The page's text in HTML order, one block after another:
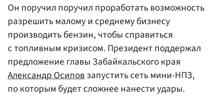
Он поручил поручил проработать возможность
разрешить малому и среднему бизнесу
производить бензин, чтобы справиться
с топливным кризисом. Президент поддержал
предложение главы Забайкальского края
Александр Осиповзапустить сеть мини-НПЗ,
по которым будет сложнее нанести удары.